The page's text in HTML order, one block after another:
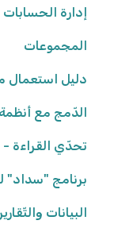
البحث عن
تعديل المهامّ
إعدادات
تعيين المهامّ
حلّ المهامّ
تصحيح
نتائج المهامّ
إدارة الحسابات
المعلّمون/
التّلاميذ
المجموعات
إنشاء
تعديل
إحصاءات
دليل استعمال
الدّمج مع أنظمة
كلاسلينك - ClassLink
تحدّي القراءة
نكتب الواقع،
كواكب سيّارة ٢٠٢٤/٢٠٢٥
برنامج "سداد"
تعريف
البيانات والتّقارير